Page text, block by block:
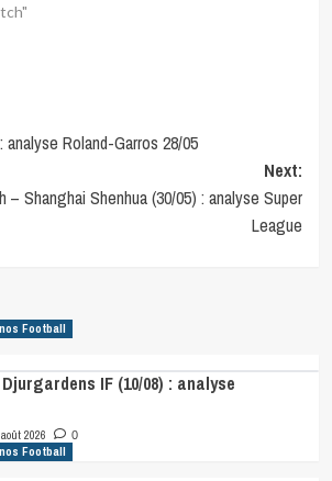
analyse Roland-Garros 28/05
Next:
– Shanghai Shenhua (30/05) : analyse Super
League
Football
IF (10/08) : analyse
2026 0
Football